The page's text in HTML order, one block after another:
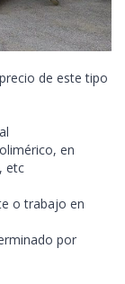
de este tipo
en
etc
o trabajo en
por